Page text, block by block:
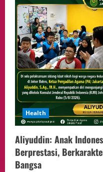
Health
Aliyuddin: Anak
Berprestasi,
Bangsa